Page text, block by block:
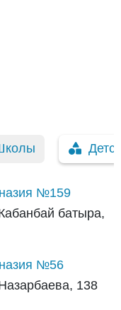
№159
батыра,
№56
138